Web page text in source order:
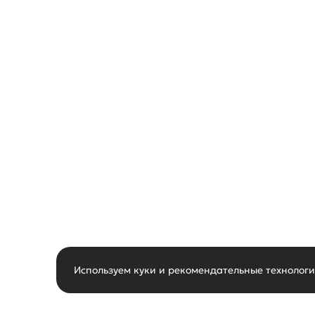
Используем куки и рекомендательные